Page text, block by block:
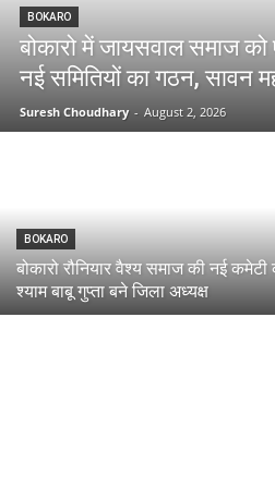
BOKARO
बोकारो में जायसवाल समाज
नई समितियों का गठन, सावन
Suresh Choudhary - August 2, 2026
BOKARO
बोकारो रौनियार वैश्य समाज की नई
श्याम बाबू गुप्ता बने जिला अध्यक्ष